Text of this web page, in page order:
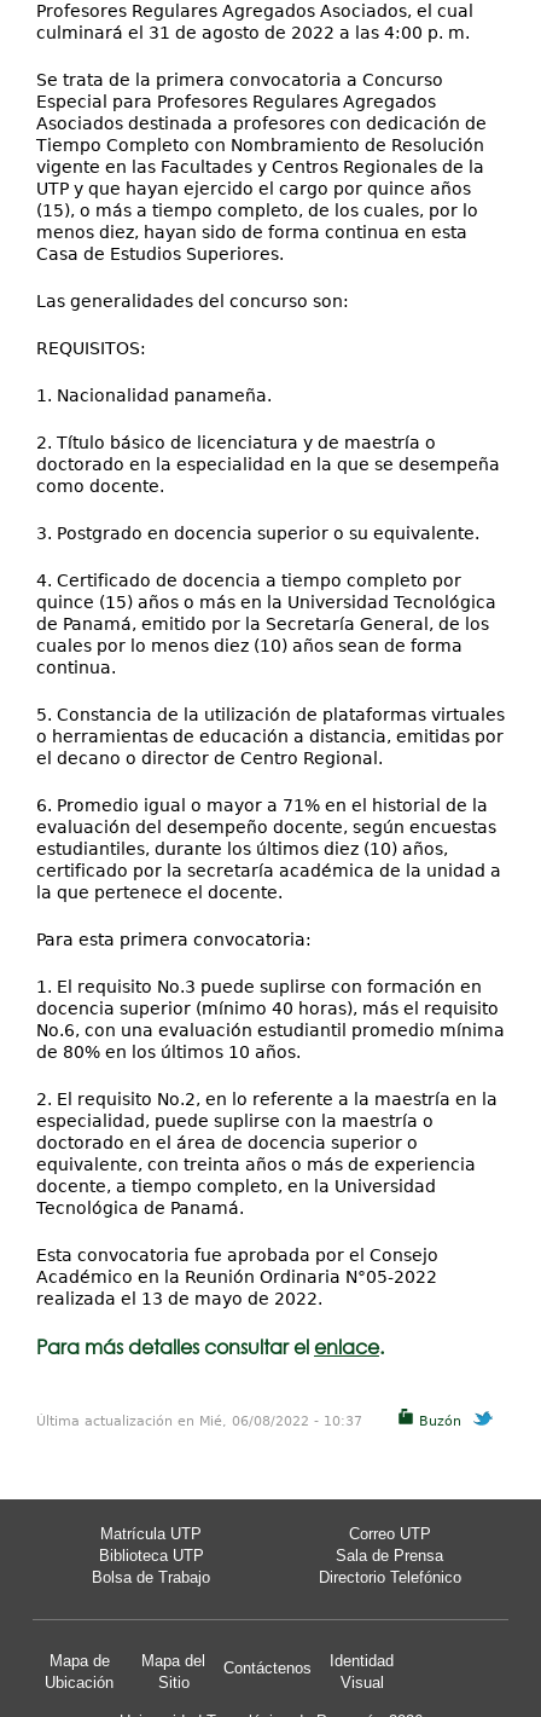
Profesores Regulares Agregados Asociados, el cual
culminará el 31 de agosto de 2022 a las 4:00 p. m.
Se trata de la primera convocatoria a Concurso
Especial para Profesores Regulares Agregados
Asociados destinada a profesores con dedicación de
Tiempo Completo con Nombramiento de Resolución
vigente en las Facultades y Centros Regionales de la
UTP y que hayan ejercido el cargo por quince años
(15), o más a tiempo completo, de los cuales, por lo
menos diez, hayan sido de forma continua en esta
Casa de Estudios Superiores.
Las generalidades del concurso son:
REQUISITOS:
1. Nacionalidad panameña.
2. Título básico de licenciatura y de maestría o
doctorado en la especialidad en la que se desempeña
como docente.
3. Postgrado en docencia superior o su equivalente.
4. Certificado de docencia a tiempo completo por
quince (15) años o más en la Universidad Tecnológica
de Panamá, emitido por la Secretaría General, de los
cuales por lo menos diez (10) años sean de forma
continua.
5. Constancia de la utilización de plataformas virtuales
o herramientas de educación a distancia, emitidas por
el decano o director de Centro Regional.
6. Promedio igual o mayor a 71% en el historial de la
evaluación del desempeño docente, según encuestas
estudiantiles, durante los últimos diez (10) años,
certificado por la secretaría académica de la unidad a
la que pertenece el docente.
Para esta primera convocatoria:
1. El requisito No.3 puede suplirse con formación en
docencia superior (mínimo 40 horas), más el requisito
No.6, con una evaluación estudiantil promedio mínima
de 80% en los últimos 10 años.
2. El requisito No.2, en lo referente a la maestría en la
especialidad, puede suplirse con la maestría o
doctorado en el área de docencia superior o
equivalente, con treinta años o más de experiencia
docente, a tiempo completo, en la Universidad
Tecnológica de Panamá.
Esta convocatoria fue aprobada por el Consejo
Académico en la Reunión Ordinaria N°05-2022
realizada el 13 de mayo de 2022.
Para más detalles consultar el enlace.
Buzón
Última actualización en Mié, 06/08/2022 - 10:37
Matrícula UTP
Correo UTP
Biblioteca UTP
Sala de Prensa
Bolsa de Trabajo
Directorio Telefónico
Mapa de
Ubicación
Mapa del
Sitio
Contáctenos
Identidad
Visual